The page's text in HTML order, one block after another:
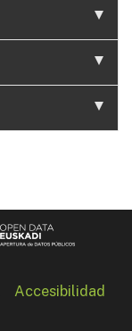
Accesibilidad